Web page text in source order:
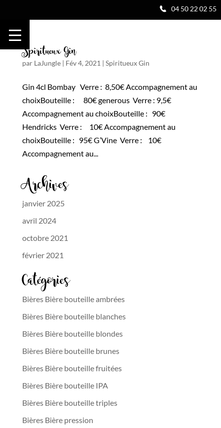
04 50 22 02 55
Spiritueux Gin
par LaJungle| Fév 4, 2021 | Spiritueux Gin
Gin 4cl Bombay Verre : 8,50€ Accompagnement au
choixBouteille : 80€ generous Verre : 9,5€
Accompagnement au choixBouteille : 90€
Hendricks Verre : 10€ Accompagnement au
choixBouteille : 95€ G’Vine Verre : 10€
Accompagnement au...
Archives
janvier 2025
avril 2024
octobre 2021
février 2021
Catégories
Bières Bière bouteille ambrées
Bières Bière bouteille blanches
Bières Bière bouteille blondes
Bières Bière bouteille brunes
Bières Bière bouteille fruitées
Bières Bière bouteille IPA
Bières Bière bouteille triples
Bières Bière pression